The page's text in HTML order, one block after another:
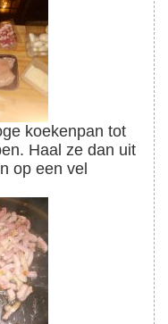
Haal ze dan uit
op een vel